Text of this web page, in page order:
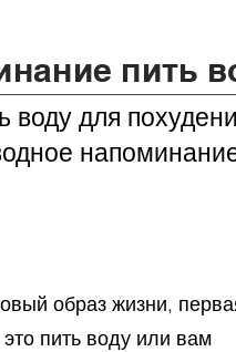
пить
воду для
образ жизни,
пить воду или вам